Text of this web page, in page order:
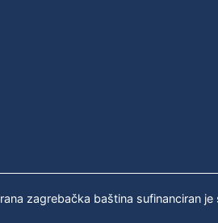
zagrebačka baština sufinanciran